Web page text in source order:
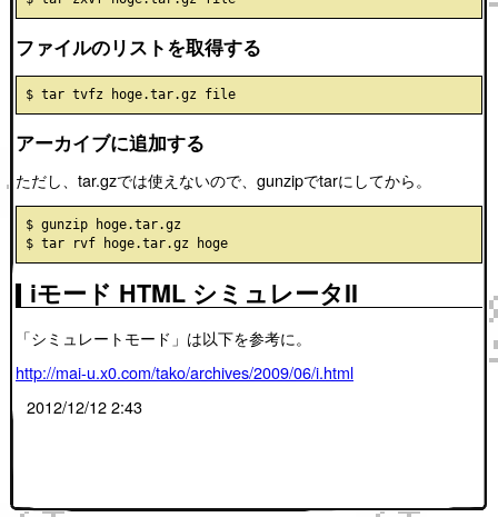
ファイルのリストを取得する
アーカイブに追加する
ただし、tar.gzでは使えないので、gunzipでtarにしてから。
$ gunzip hoge.tar.gz
iモード HTML シミュレータII
「シミュレートモード」は以下を参考に。
http://mai-u.x0.com/tako/archives/2009/06/i.html
2012/12/12 2:43